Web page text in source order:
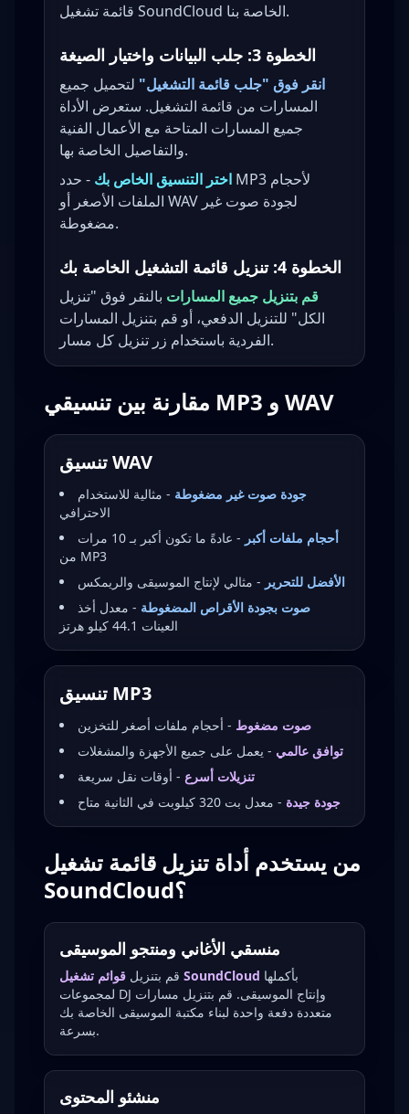
قائمة تشغيل SoundCloud الخاصة بنا.
الخطوة 3: جلب البيانات واختيار الصيغة
انقر فوق "جلب قائمة التشغيل" لتحميل جميع
المسارات من قائمة التشغيل. ستعرض الأداة
جميع المسارات المتاحة مع الأعمال الفنية
والتفاصيل الخاصة بها.
اختر التنسيق الخاص بك - حدد MP3 لأحجام
الملفات الأصغر أو WAV لجودة صوت غير
مضغوطة.
الخطوة 4: تنزيل قائمة التشغيل الخاصة بك
قم بتنزيل جميع المسارات بالنقر فوق "تنزيل
الكل" للتنزيل الدفعي، أو قم بتنزيل المسارات
الفردية باستخدام زر تنزيل كل مسار.
مقارنة بين تنسيقي MP3 و WAV
تنسيق WAV
جودة صوت غير مضغوطة - مثالية للاستخدام
الاحترافي
أحجام ملفات أكبر
- عادةً ما تكون أكبر بـ 10 مرات
من MP3
الأفضل للتحرير - مثالي لإنتاج الموسيقى والريمكس
صوت بجودة الأقراص المضغوطة - معدل أخذ
العينات 44.1 كيلو هرتز
تنسيق MP3
صوت مضغوط - أحجام ملفات أصغر للتخزين
توافق عالمي - يعمل على جميع الأجهزة والمشغلات
تنزيلات أسرع - أوقات نقل سريعة
جودة جيدة - معدل بت 320 كيلوبت في الثانية متاح
من يستخدم أداة تنزيل قائمة تشغيل
SoundCloud؟
منسقي الأغاني ومنتجو الموسيقى
قم بتنزيل قوائم تشغيل SoundCloud
لمجموعات DJ وإنتاج الموسيقى. قم بتنزيل مسارات
متعددة دفعة واحدة لبناء مكتبة الموسيقى الخاصة بك
بسرعة.
منشئو المحتوى